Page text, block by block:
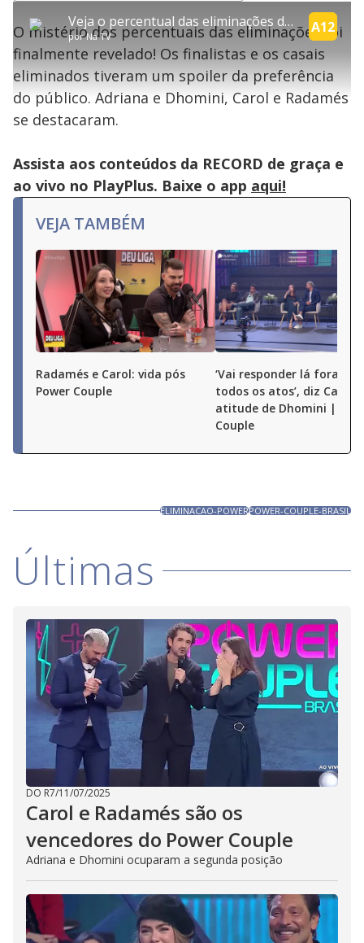
a
window.
modal
be
closed
by
Escape
key
activating
the
button.
Conteúdo bloqueado
Lamentamos, mas o vídeo que está tentando assisitr é de exibição
exclusiva em território brasileiro :-(
Veja o percentual das eliminações dos participantes | Power Couple
porNa TV
A12
O mistério dos percentuais das eliminações foi
finalmente revelado! Os finalistas e os casais
eliminados tiveram um spoiler da preferência
do público. Adriana e Dhomini, Carol e Radamés
se destacaram.
Assista aos conteúdos da RECORD de graça e
ao vivo no PlayPlus. Baixe o app aqui!
VEJA TAMBÉM
Radamés e Carol: vida pós
Power Couple
‘Vai responder lá fora por
todos os atos’, diz Carol
atitude de Dhomini |
Couple
ELIMINACAO-POWERPOWER-COUPLE-BRASIL
Últimas
DO R7/11/07/2025
Carol e Radamés são os
vencedores do Power Couple
Adriana e Dhomini ocuparam a segunda posição